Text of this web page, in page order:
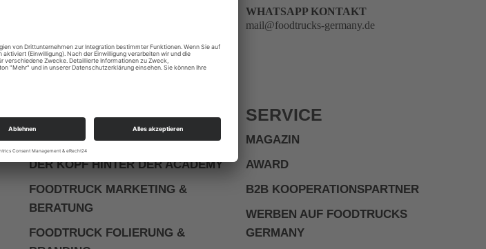
WHATSAPP KONTAKT
mail@foodtrucks-germany.de
ACADAMY
MITGLIED WERDEN
DER KOPF HINTER DER ACADEMY
FOODTRUCK MARKETING &
BERATUNG
FOODTRUCK FOLIERUNG &
SERVICE
MAGAZIN
AWARD
B2B KOOPERATIONSPARTNER
WERBEN AUF FOODTRUCKS
GERMANY